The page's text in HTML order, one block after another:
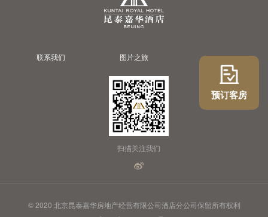
联系我们 图片之旅
扫描关注我们
© 2020 北京昆泰嘉华房地产经营有限公司酒店分公司保留所有权利
预订客房